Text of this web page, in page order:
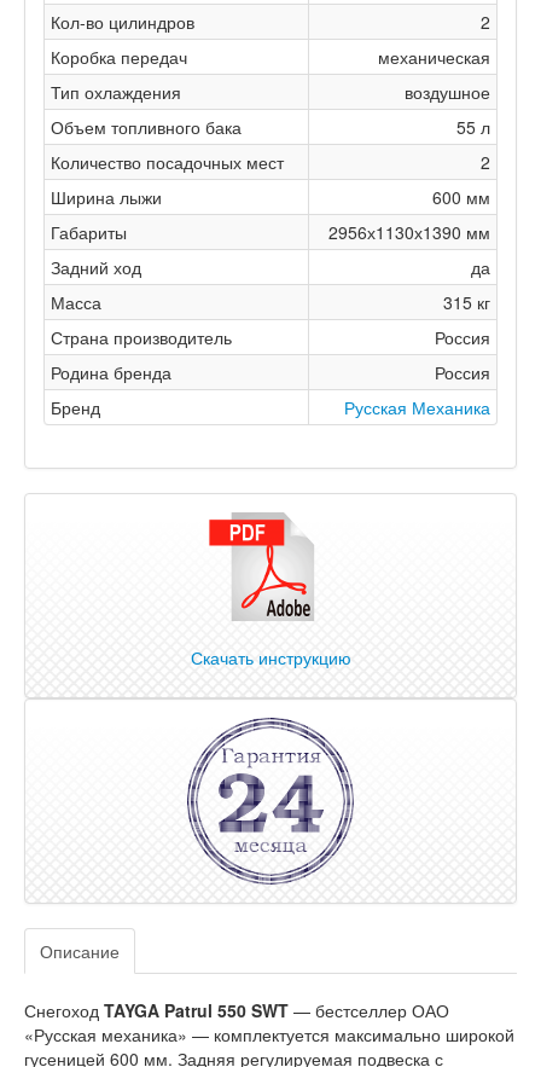
Кол-во цилиндров
2
Коробка передач
механическая
Тип охлаждения
воздушное
Объем топливного бака
55 л
Количество посадочных мест
2
Ширина лыжи
600 мм
Габариты
2956х1130х1390 мм
Задний ход
да
Масса
315 кг
Страна производитель
Россия
Родина бренда
Россия
Бренд
Русская Механика
Скачать инструкцию
Описание
Снегоход TAYGA Patrul 550 SWT — бестселлер ОАО
«Русская механика» — комплектуется максимально широкой
гусеницей 600 мм. Задняя регулируемая подвеска с